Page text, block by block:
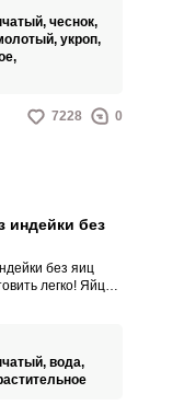
различных блюд
чеснок,
укроп,
7228 0
индейки без
без яиц
легко! Яйца
Вместо яиц
натертый
вода,